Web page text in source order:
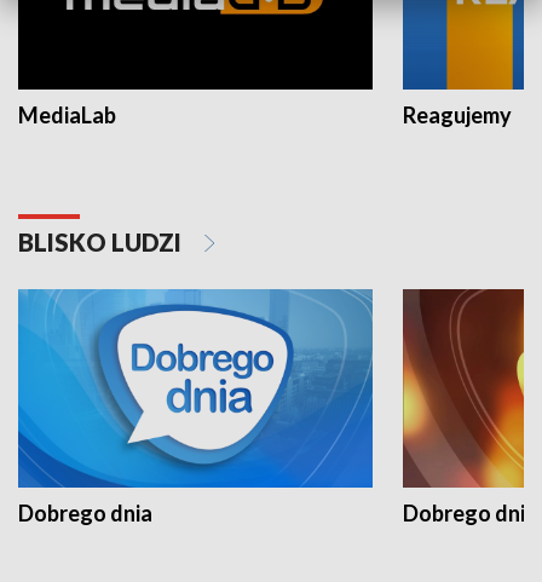
MediaLab Reagujemy
BLISKO LUDZI
Dobrego dnia Dobrego dnia